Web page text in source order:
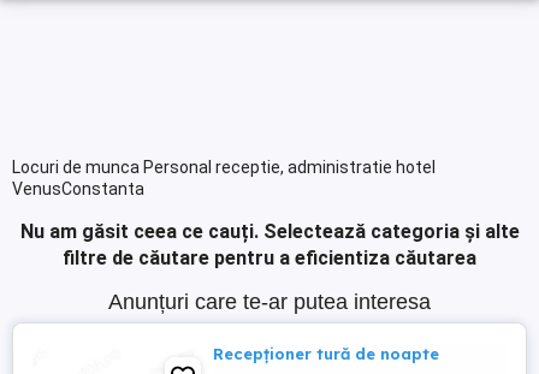
Locuri de munca Personal receptie, administratie hotel
VenusConstanta
Nu am găsit ceea ce cauți. Selectează categoria și alte
filtre de căutare pentru a eficientiza căutarea
Anunțuri care te-ar putea interesa
Recepționer tură de noapte